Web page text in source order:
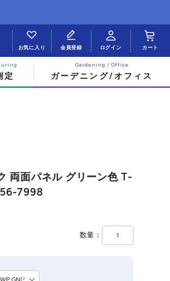
定 ガーデニング/オフィス
お気に入り 会員登録 ログイン カート
両面パネル グリーン色 T-
7998
数量